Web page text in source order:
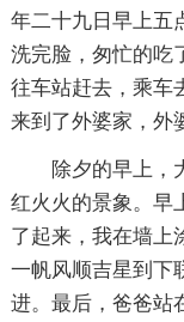
年二十九日早上五
洗完脸，匆忙的吃
往车站赶去，乘车
来到了外婆家，外
除夕的早上，
红火火的景象。早
了起来，我在墙上
一帆风顺吉星到下
进。最后，爸爸站